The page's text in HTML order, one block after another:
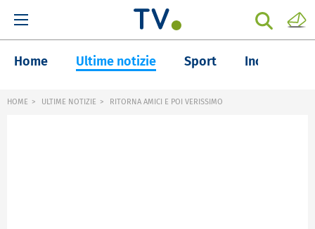
Home Ultime notizie Sport Inchieste
HOME ULTIME NOTIZIE RITORNA AMICI E POI VERISSIMO